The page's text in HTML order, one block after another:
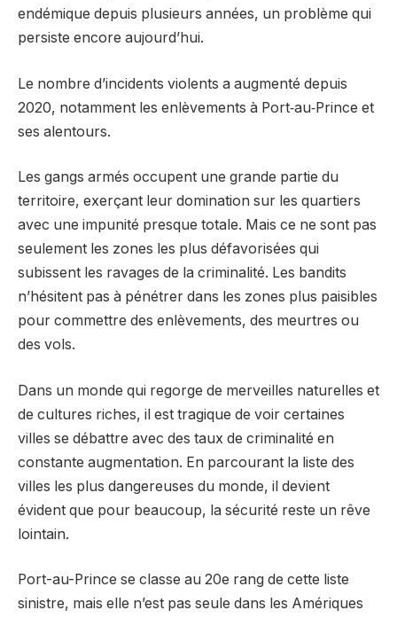
endémique depuis plusieurs années, un problème qui
persiste encore aujourd’hui.
Le nombre d’incidents violents a augmenté depuis
2020, notamment les enlèvements à Port‑au‑Prince et
ses alentours.
Les gangs armés occupent une grande partie du
territoire, exerçant leur domination sur les quartiers
avec une impunité presque totale. Mais ce ne sont pas
seulement les zones les plus défavorisées qui
subissent les ravages de la criminalité. Les bandits
n’hésitent pas à pénétrer dans les zones plus paisibles
pour commettre des enlèvements, des meurtres ou
des vols.
Dans un monde qui regorge de merveilles naturelles et
de cultures riches, il est tragique de voir certaines
villes se débattre avec des taux de criminalité en
constante augmentation. En parcourant la liste des
villes les plus dangereuses du monde, il devient
évident que pour beaucoup, la sécurité reste un rêve
lointain.
Port-au-Prince se classe au 20e rang de cette liste
sinistre, mais elle n’est pas seule dans les Amériques